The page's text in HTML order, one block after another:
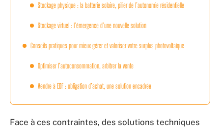
Stockage physique : la batterie solaire, pilier de l’autonomie résidentielle
Stockage virtuel : l’émergence d’une nouvelle solution
Conseils pratiques pour mieux gérer et valoriser votre surplus photovoltaïque
Optimiser l’autoconsommation, arbitrer la vente
Vendre à EDF : obligation d’achat, une solution encadrée
Face à ces contraintes, des solutions techniques